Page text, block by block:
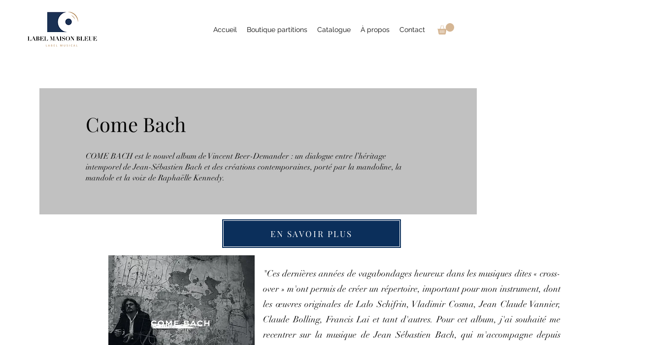
Accueil Boutique partitions Catalogue À propos Contact
Come Bach
COME BACH est le nouvel album de Vincent Beer-Demander : un dialogue entre l’héritage
intemporel de Jean-Sébastien Bach et des créations contemporaines, porté par la mandoline, la
mandole et la voix de Raphaëlle Kennedy.
EN SAVOIR PLUS
"Ces dernières années de vagabondages heureux dans les musiques dites « cross-
over » m'ont permis de créer un répertoire, important pour mon instrument, dont
les œuvres originales de Lalo Schifrin, Vladimir Cosma, Jean Claude Vannier,
Claude Bolling, Francis Lai et tant d'autres. Pour cet album, j'ai souhaité me
recentrer sur la musique de Jean Sébastien Bach, qui m'accompagne depuis